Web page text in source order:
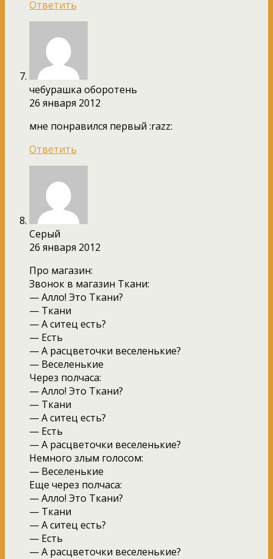
Ответить
чебурашка оборотень
26 января 2012
мне понравился первый :razz:
Ответить
Серый
26 января 2012
Про магазин:
Звонок в магазин Ткани:
— Алло! Это Ткани?
— Ткани
— А ситец есть?
— Есть
— А расцветочки веселенькие?
— Веселенькие
Через полчаса:
— Алло! Это Ткани?
— Ткани
— А ситец есть?
— Есть
— А расцветочки веселенькие?
Немного злым голосом:
— Веселенькие
Еще через полчаса:
— Алло! Это Ткани?
— Ткани
— А ситец есть?
— Есть
— А расцветочки веселенькие?